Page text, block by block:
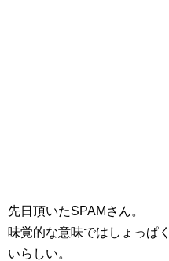
先日頂いたSPAMさん。
味覚的な意味ではしょっぱ
いらしい。